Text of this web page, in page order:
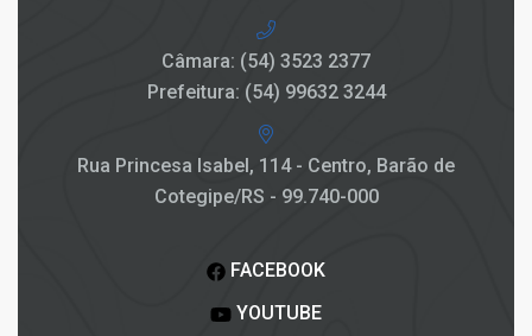
Câmara: (54) 3523 2377
Prefeitura: (54) 99632 3244
Rua Princesa Isabel, 114 - Centro, Barão de
Cotegipe/RS - 99.740-000
FACEBOOK
YOUTUBE